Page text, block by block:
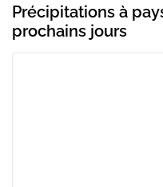
Précipitations à
prochains jours